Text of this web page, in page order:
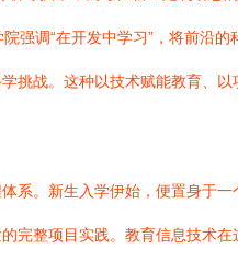
强调“在开发中学习”，将前沿的
挑战。这种以技术赋能教育、以
系。新生入学伊始，便置身于一
完整项目实践。教育信息技术在